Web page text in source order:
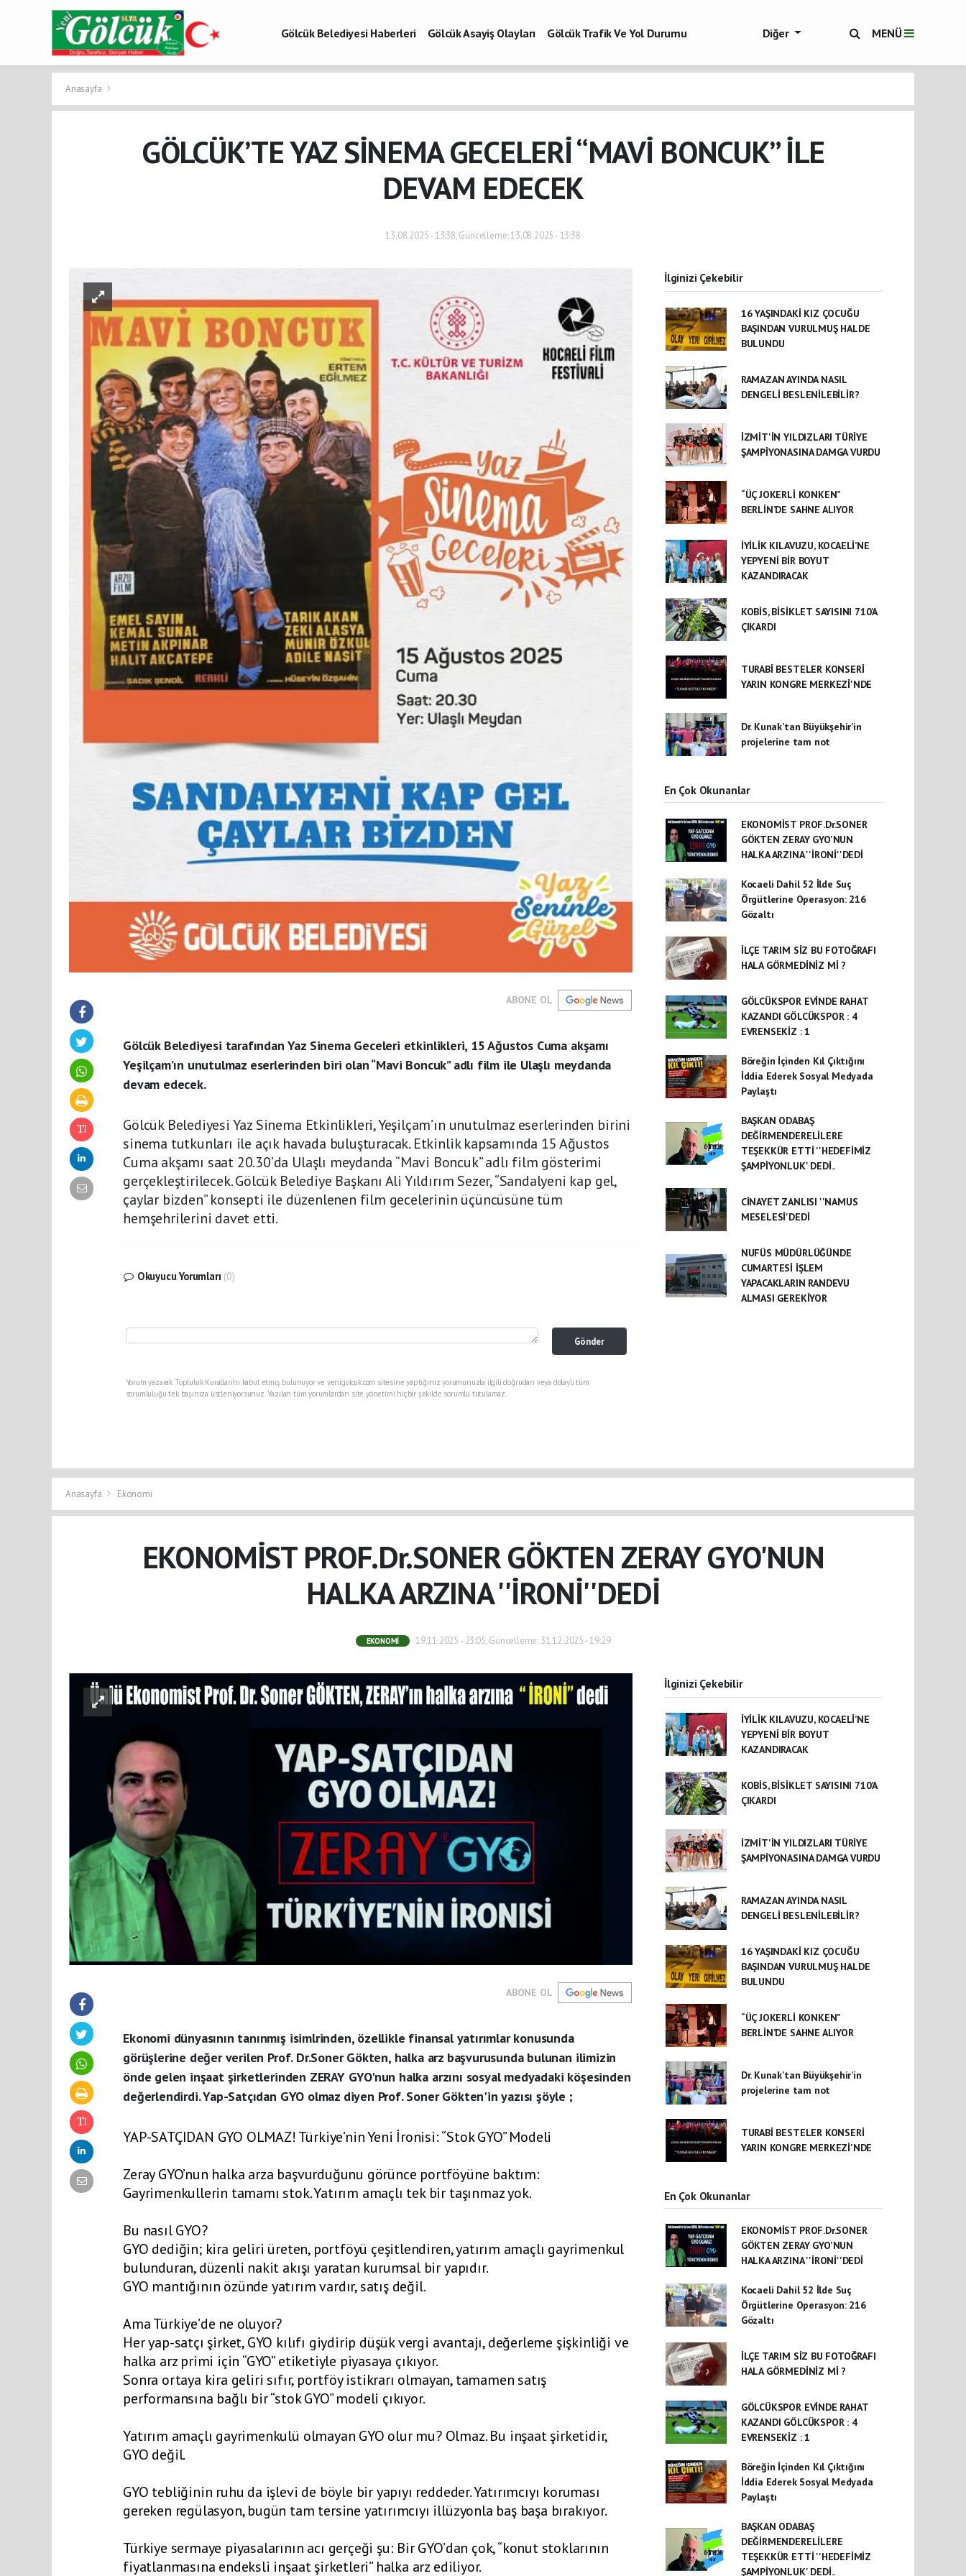
Gölcük Belediyesi Haberleri Gölcük Asayiş Olayları
Gölcük Trafik Ve Yol Durumu
Diğer MENÜ
Anasayfa
GÖLCÜK’TE YAZ SİNEMA GECELERİ “MAVİ BONCUK” İLE
DEVAM EDECEK
13.08.2025 - 13:38, Güncelleme: 13.08.2025 - 13:38
ABONE OL
Gölcük Belediyesi tarafından Yaz Sinema Geceleri etkinlikleri, 15 Ağustos Cuma akşamı
Yeşilçam’ın unutulmaz eserlerinden biri olan “Mavi Boncuk” adlı film ile Ulaşlı meydanda
devam edecek.
Gölcük Belediyesi Yaz Sinema Etkinlikleri, Yeşilçam’ın unutulmaz eserlerinden birini
sinema tutkunları ile açık havada buluşturacak. Etkinlik kapsamında 15 Ağustos
Cuma akşamı saat 20.30’da Ulaşlı meydanda “Mavi Boncuk” adlı film gösterimi
gerçekleştirilecek. Gölcük Belediye Başkanı Ali Yıldırım Sezer, “Sandalyeni kap gel,
çaylar bizden” konsepti ile düzenlenen film gecelerinin üçüncüsüne tüm
hemşehrilerini davet etti.
Okuyucu Yorumları (0)
Gönder
Yorum yazarak Topluluk Kuralları’nı kabul etmiş bulunuyor ve yenigolcuk.com sitesine yaptığınız yorumunuzla ilgili doğrudan veya dolaylı tüm
sorumluluğu tek başınıza üstleniyorsunuz. Yazılan tüm yorumlardan site yönetimi hiçbir şekilde sorumlu tutulamaz.
İlginizi Çekebilir
16 YAŞINDAKİ KIZ ÇOCUĞU
BAŞINDAN VURULMUŞ HALDE
BULUNDU
RAMAZAN AYINDA NASIL
DENGELİ BESLENİLEBİLİR?
İZMİT'İN YILDIZLARI TÜRİYE
ŞAMPİYONASINA DAMGA VURDU
“ÜÇ JOKERLİ KONKEN”
BERLİN’DE SAHNE ALIYOR
İYİLİK KILAVUZU, KOCAELİ’NE
YEPYENİ BİR BOYUT
KAZANDIRACAK
KOBİS, BİSİKLET SAYISINI 710’A
ÇIKARDI
TURABİ BESTELER KONSERİ
YARIN KONGRE MERKEZİ'NDE
Dr. Kunak’tan Büyükşehir’in
projelerine tam not
En Çok Okunanlar
EKONOMİST PROF.Dr.SONER
GÖKTEN ZERAY GYO'NUN
HALKA ARZINA ''İRONİ''DEDİ
Kocaeli Dahil 52 İlde Suç
Örgütlerine Operasyon: 216
Gözaltı
İLÇE TARIM SİZ BU FOTOĞRAFI
HALA GÖRMEDİNİZ Mİ ?
GÖLCÜKSPOR EVİNDE RAHAT
KAZANDI GÖLCÜKSPOR : 4
EVRENSEKİZ : 1
Böreğin İçinden Kıl Çıktığını
İddia Ederek Sosyal Medyada
Paylaştı
BAŞKAN ODABAŞ
DEĞİRMENDERELİLERE
TEŞEKKÜR ETTİ ''HEDEFİMİZ
ŞAMPİYONLUK' DEDİ..
CİNAYET ZANLISI ''NAMUS
MESELESİ'DEDİ
NUFÜS MÜDÜRLÜĞÜNDE
CUMARTESİ İŞLEM
YAPACAKLARIN RANDEVU
ALMASI GEREKİYOR
Anasayfa Ekonomi
EKONOMİST PROF.Dr.SONER GÖKTEN ZERAY GYO'NUN
HALKA ARZINA ''İRONİ''DEDİ
EKONOMI 19.11.2025 - 23:05, Güncelleme: 31.12.2025 - 19:29
ABONE OL
Ekonomi dünyasının tanınmış isimlrinden, özellikle finansal yatırımlar konusunda
görüşlerine değer verilen Prof. Dr.Soner Gökten, halka arz başvurusunda bulunan ilimizin
önde gelen inşaat şirketlerinden ZERAY GYO'nun halka arzını sosyal medyadaki köşesinden
değerlendirdi. Yap-Satçıdan GYO olmaz diyen Prof. Soner Gökten'in yazısı şöyle ;
YAP-SATÇIDAN GYO OLMAZ! Türkiye’nin Yeni İronisi: “Stok GYO” Modeli
Zeray GYO’nun halka arza başvurduğunu görünce portföyüne baktım:
Gayrimenkullerin tamamı stok. Yatırım amaçlı tek bir taşınmaz yok.
Bu nasıl GYO?
GYO dediğin; kira geliri üreten, portföyü çeşitlendiren, yatırım amaçlı gayrimenkul
bulunduran, düzenli nakit akışı yaratan kurumsal bir yapıdır.
GYO mantığının özünde yatırım vardır, satış değil.
Ama Türkiye’de ne oluyor?
Her yap-satçı şirket, GYO kılıfı giydirip düşük vergi avantajı, değerleme şişkinliği ve
halka arz primi için “GYO” etiketiyle piyasaya çıkıyor.
Sonra ortaya kira geliri sıfır, portföy istikrarı olmayan, tamamen satış
performansına bağlı bir “stok GYO” modeli çıkıyor.
Yatırım amaçlı gayrimenkulü olmayan GYO olur mu? Olmaz. Bu inşaat şirketidir,
GYO değil.
GYO tebliğinin ruhu da işlevi de böyle bir yapıyı reddeder. Yatırımcıyı koruması
gereken regülasyon, bugün tam tersine yatırımcıyı illüzyonla baş başa bırakıyor.
Türkiye sermaye piyasalarının acı gerçeği şu: Bir GYO’dan çok, “konut stoklarının
fiyatlanmasına endeksli inşaat şirketleri” halka arz ediliyor.
İlginizi Çekebilir
İYİLİK KILAVUZU, KOCAELİ’NE
YEPYENİ BİR BOYUT
KAZANDIRACAK
KOBİS, BİSİKLET SAYISINI 710’A
ÇIKARDI
İZMİT'İN YILDIZLARI TÜRİYE
ŞAMPİYONASINA DAMGA VURDU
RAMAZAN AYINDA NASIL
DENGELİ BESLENİLEBİLİR?
16 YAŞINDAKİ KIZ ÇOCUĞU
BAŞINDAN VURULMUŞ HALDE
BULUNDU
“ÜÇ JOKERLİ KONKEN”
BERLİN’DE SAHNE ALIYOR
Dr. Kunak’tan Büyükşehir’in
projelerine tam not
TURABİ BESTELER KONSERİ
YARIN KONGRE MERKEZİ'NDE
En Çok Okunanlar
EKONOMİST PROF.Dr.SONER
GÖKTEN ZERAY GYO'NUN
HALKA ARZINA ''İRONİ''DEDİ
Kocaeli Dahil 52 İlde Suç
Örgütlerine Operasyon: 216
Gözaltı
İLÇE TARIM SİZ BU FOTOĞRAFI
HALA GÖRMEDİNİZ Mİ ?
GÖLCÜKSPOR EVİNDE RAHAT
KAZANDI GÖLCÜKSPOR : 4
EVRENSEKİZ : 1
Böreğin İçinden Kıl Çıktığını
İddia Ederek Sosyal Medyada
Paylaştı
BAŞKAN ODABAŞ
DEĞİRMENDERELİLERE
TEŞEKKÜR ETTİ ''HEDEFİMİZ
ŞAMPİYONLUK' DEDİ..